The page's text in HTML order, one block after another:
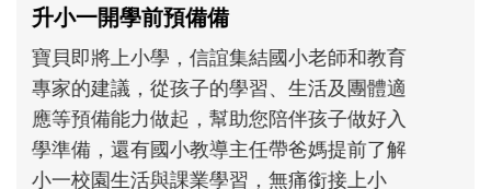
和孩子一起長大的那個男人│讀懂父親的
不同模樣
沒有人天生就擅長當爸爸！男人總是在一次
次「前所未有」的體驗中，跟著孩子一起長
大。從給予安全感的肢體遊戲，到獨立自
主、角色認同及解決問題的能力養成。爸爸